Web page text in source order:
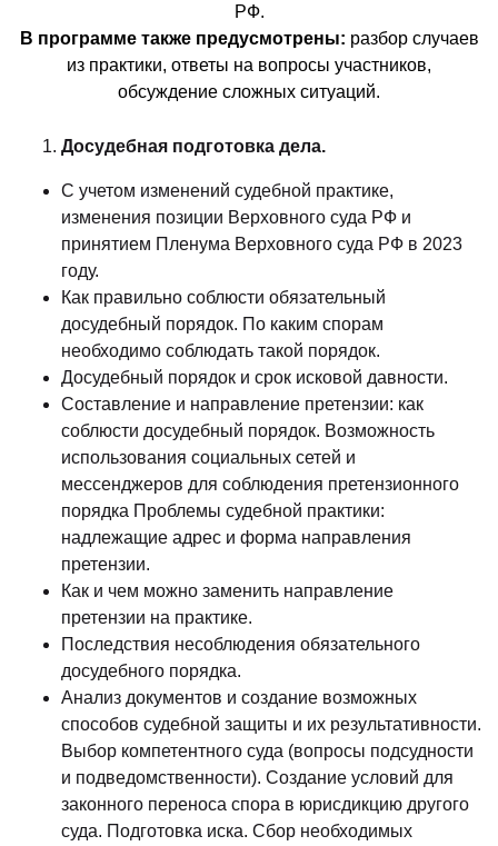
РФ.
В программе также предусмотрены: разбор случаев
из практики, ответы на вопросы участников,
обсуждение сложных ситуаций.
Досудебная подготовка дела.
С учетом изменений судебной практике,
изменения позиции Верховного суда РФ и
принятием Пленума Верховного суда РФ в 2023
году.
Как правильно соблюсти обязательный
досудебный порядок. По каким спорам
необходимо соблюдать такой порядок.
Досудебный порядок и срок исковой давности.
Составление и направление претензии: как
соблюсти досудебный порядок. Возможность
использования социальных сетей и
мессенджеров для соблюдения претензионного
порядка Проблемы судебной практики:
надлежащие адрес и форма направления
претензии.
Как и чем можно заменить направление
претензии на практике.
Последствия несоблюдения обязательного
досудебного порядка.
Анализ документов и создание возможных
способов судебной защиты и их результативности.
Выбор компетентного суда (вопросы подсудности
и подведомственности). Создание условий для
законного переноса спора в юрисдикцию другого
суда. Подготовка иска. Сбор необходимых